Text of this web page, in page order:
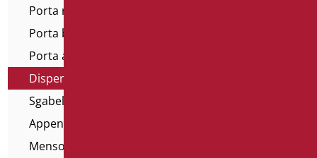
Porta rifiuti
Porta bicchieri
Porta asciugamano
Dispenser salviette
Sgabelli e sedili vasca
Appendini
Mensole